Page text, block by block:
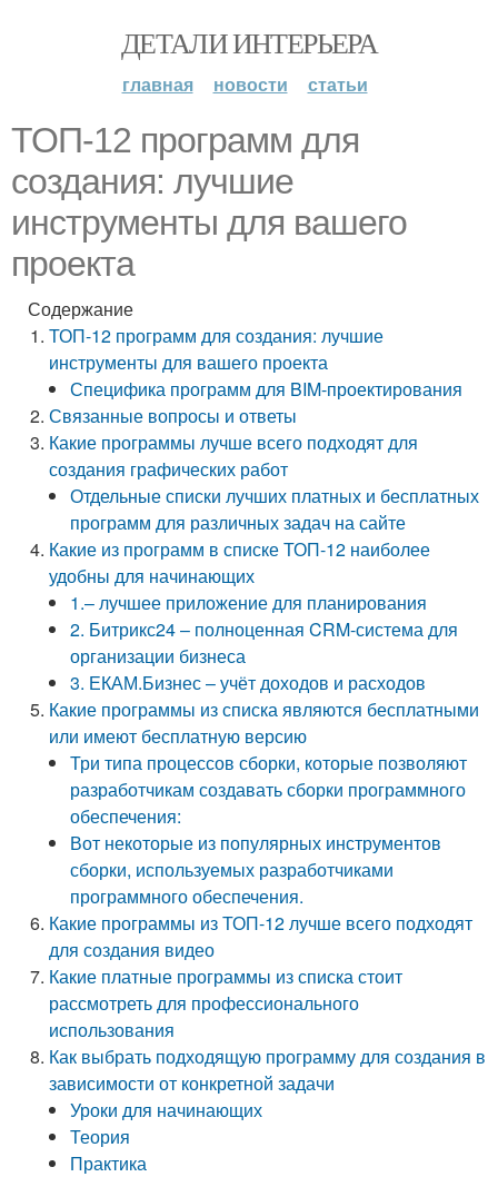
ДЕТАЛИ ИНТЕРЬЕРА
главная новости статьи
ТОП-12 программ для
создания: лучшие
инструменты для вашего
проекта
Содержание
ТОП-12 программ для создания: лучшие
инструменты для вашего проекта
Специфика программ для BIM-проектирования
Связанные вопросы и ответы
Какие программы лучше всего подходят для
создания графических работ
Отдельные списки лучших платных и бесплатных
программ для различных задач на сайте
Какие из программ в списке ТОП-12 наиболее
удобны для начинающих
1.– лучшее приложение для планирования
2. Битрикс24 – полноценная CRM-система для
организации бизнеса
3. ЕКАМ.Бизнес – учёт доходов и расходов
Какие программы из списка являются бесплатными
или имеют бесплатную версию
Три типа процессов сборки, которые позволяют
разработчикам создавать сборки программного
обеспечения:
Вот некоторые из популярных инструментов
сборки, используемых разработчиками
программного обеспечения.
Какие программы из ТОП-12 лучше всего подходят
для создания видео
Какие платные программы из списка стоит
рассмотреть для профессионального
использования
Как выбрать подходящую программу для создания в
зависимости от конкретной задачи
Уроки для начинающих
Теория
Практика